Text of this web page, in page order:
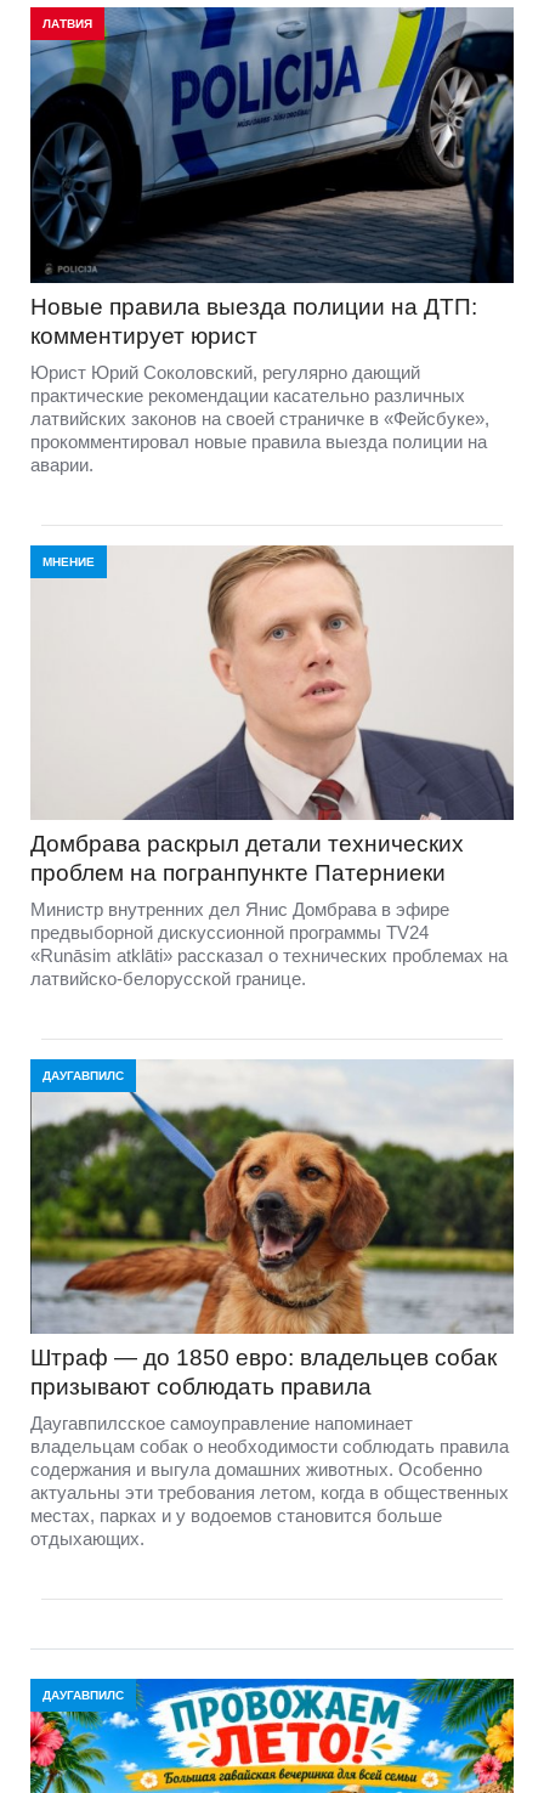
ЛАТВИЯ
Новые правила выезда полиции на ДТП:
комментирует юрист
Юрист Юрий Соколовский, регулярно дающий
практические рекомендации касательно различных
латвийских законов на своей страничке в «Фейсбуке»,
прокомментировал новые правила выезда полиции на
аварии.
МНЕНИЕ
Домбравa раскрыл детали технических
проблем на погранпункте Патерниеки
Министр внутренних дел Янис Домбрава в эфире
предвыборной дискуссионной программы TV24
«Runāsim atklāti» рассказал о технических проблемах на
латвийско-белорусской границе.
ДАУГАВПИЛС
Штраф — до 1850 евро: владельцев собак
призывают соблюдать правила
Даугавпилсское самоуправление напоминает
владельцам собак о необходимости соблюдать правила
содержания и выгула домашних животных. Особенно
актуальны эти требования летом, когда в общественных
местах, парках и у водоемов становится больше
отдыхающих.
ДАУГАВПИЛС